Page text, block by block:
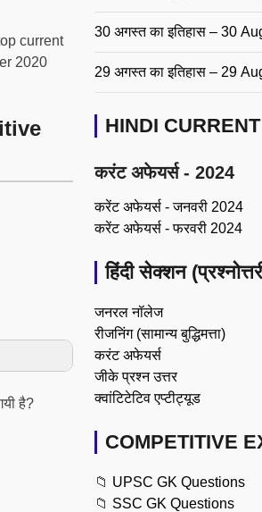
current
2020
है?
30 अगस्त का इतिहास – 30
29 अगस्त का इतिहास – 29
HINDI
करंट अफेयर्स - 2024
करेंट अफेयर्स - जनवरी 2024
करेंट अफेयर्स - फरवरी 2024
हिंदी सेक्शन
जनरल नॉलेज
रीजनिंग (सामान्य बुद्धिमत्ता)
करंट अफेयर्स
जीके प्रश्न उत्तर
क्वांटिटेटिव एप्टीट्यूड
COMPETITIVE
📁 UPSC GK Questions
📁 SSC GK Questions